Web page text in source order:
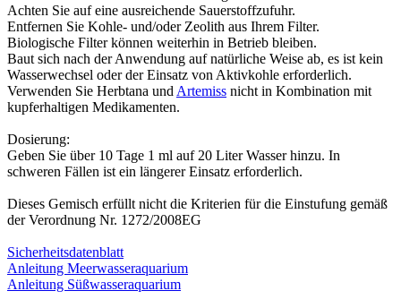
Achten Sie auf eine ausreichende Sauerstoffzufuhr.
Entfernen Sie Kohle- und/oder Zeolith aus Ihrem Filter.
Biologische Filter können weiterhin in Betrieb bleiben.
Baut sich nach der Anwendung auf natürliche Weise ab, es ist kein
Wasserwechsel oder der Einsatz von Aktivkohle erforderlich.
Verwenden Sie Herbtana und Artemiss nicht in Kombination mit
kupferhaltigen Medikamenten.
Dosierung:
Geben Sie über 10 Tage 1 ml auf 20 Liter Wasser hinzu. In
schweren Fällen ist ein längerer Einsatz erforderlich.
Dieses Gemisch erfüllt nicht die Kriterien für die Einstufung gemäß
der Verordnung Nr. 1272/2008EG
Sicherheitsdatenblatt
Anleitung Meerwasseraquarium
Anleitung Süßwasseraquarium